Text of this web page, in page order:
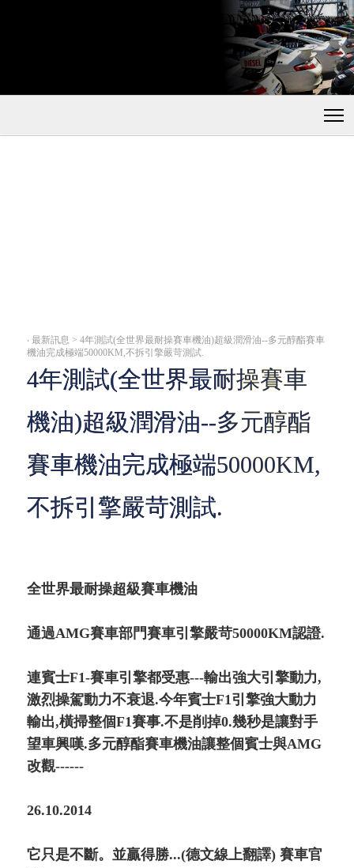
‧最新訊息 > 4年測試(全世界最耐操賽車機油)超級潤滑油--多元醇酯賽車
機油完成極端50000KM,不拆引擎嚴苛測試.
4年測試(全世界最耐操賽車
機油)超級潤滑油--多元醇酯
賽車機油完成極端50000KM,
不拆引擎嚴苛測試.
全世界最耐操超級賽車機油
通過AMG賽車部門賽車引擎嚴苛50000KM認證.
連賓士F1-賽車引擎都受惠---輸出強大引擎動力,
激烈操駕動力不衰退.今年賓士F1引擎強大動力
輸出,橫掃整個F1賽事.不是削掉0.幾秒是讓對手
望車興嘆.多元醇酯賽車機油讓整個賓士與AMG
改觀------
26.10.2014
它只是不斷。並贏得勝...(德文線上翻譯) 賽車官